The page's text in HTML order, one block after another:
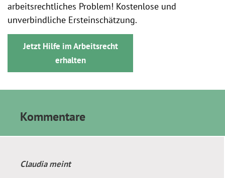
arbeitsrechtliches Problem! Kostenlose und
unverbindliche Ersteinschätzung.
Jetzt Hilfe im Arbeitsrecht
erhalten
Kommentare
Claudiameint